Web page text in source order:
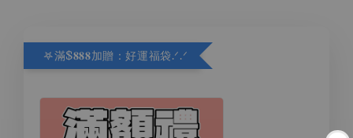
𖤐滿$𝟖𝟖𝟖加贈：好運福袋.ᐟ‪.ᐟ